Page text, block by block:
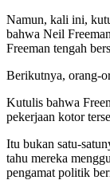
Namun, kali ini,
bahwa Neil
Freeman tengah
Berikutnya, orang-
Kutulis bahwa
pekerjaan kotor
Itu bukan satu-
tahu mereka
pengamat politik